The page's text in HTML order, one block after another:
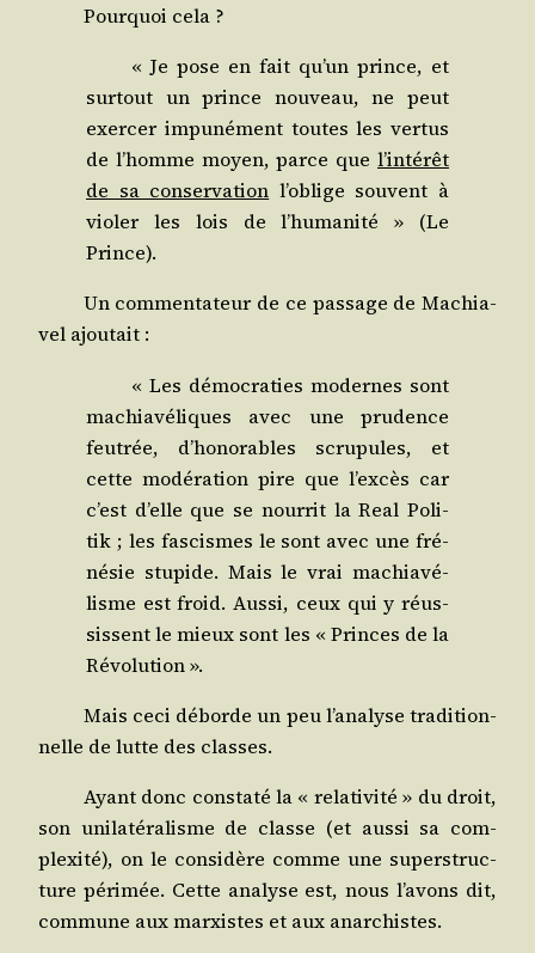
Pour­quoi cela ?
« Je pose en fait qu’un prince, et
sur­tout un prince nou­veau, ne peut
exer­cer impu­né­ment toutes les ver­tus
de l’homme moyen, parce que l’intérêt
de sa conser­va­tion l’oblige sou­vent à
vio­ler les lois de l’humanité » (Le
Prince).
Un com­men­ta­teur de ce pas­sage de Machia­
vel ajoutait :
« Les démo­cra­ties modernes sont
machia­vé­liques avec une pru­dence
feu­trée, d’honorables scru­pules, et
cette modé­ra­tion pire que l’excès car
c’est d’elle que se nour­rit la Real Poli­
tik ; les fas­cismes le sont avec une fré­
né­sie stu­pide. Mais le vrai machia­vé­
lisme est froid. Aus­si, ceux qui y réus­
sissent le mieux sont les « Princes de la
Révolution ».
Mais ceci déborde un peu l’analyse tra­di­tion­
nelle de lutte des classes.
Ayant donc consta­té la « rela­ti­vi­té » du droit,
son uni­la­té­ra­lisme de classe (et aus­si sa com­
plexi­té), on le consi­dère comme une super­struc­
ture péri­mée. Cette ana­lyse est, nous l’avons dit,
com­mune aux mar­xistes et aux anarchistes.